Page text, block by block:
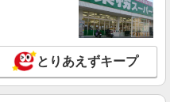
詳細を見る
とりあえずキープ